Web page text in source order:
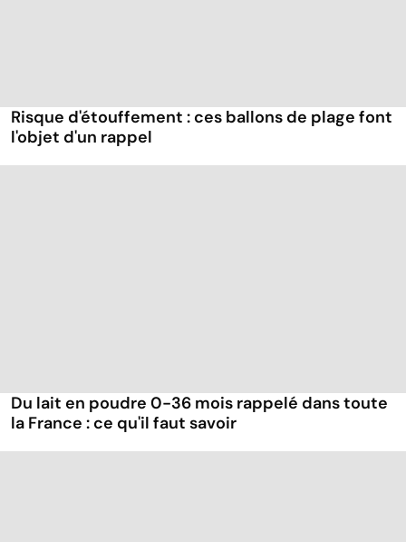
Risque d'étouffement : ces ballons de plage font
l'objet d'un rappel
Du lait en poudre 0-36 mois rappelé dans toute
la France : ce qu'il faut savoir